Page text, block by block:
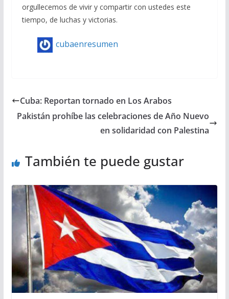
orgullecemos de vivir y compartir con ustedes este
tiempo, de luchas y victorias.
cubaenresumen
Cuba: Reportan tornado en Los Arabos
Pakistán prohíbe las celebraciones de Año Nuevo
en solidaridad con Palestina
También te puede gustar